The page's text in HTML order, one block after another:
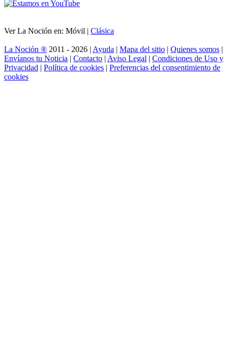
Ver La Noción en: Móvil | Clásica
La Noción ® 2011 - 2026 | Ayuda | Mapa del sitio | Quienes somos |
Envíanos tu Noticia | Contacto | Aviso Legal | Condiciones de Uso y
Privacidad | Política de cookies | Preferencias del consentimiento de
cookies